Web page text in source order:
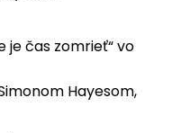
je čas zomrieť“ vo
Hayesom,